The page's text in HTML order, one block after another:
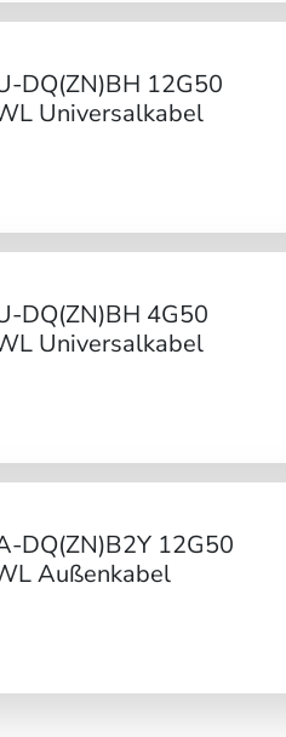
DQ(ZN)BH 12G50
Universalkabel
DQ(ZN)BH 4G50
Universalkabel
DQ(ZN)B2Y 12G50
Außenkabel